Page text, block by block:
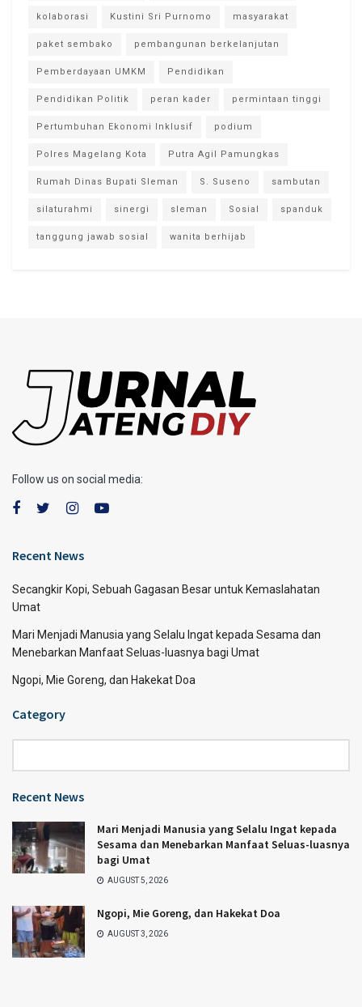
kolaborasi Kustini Sri Purnomo masyarakat
paket sembako pembangunan berkelanjutan
Pemberdayaan UMKM Pendidikan
Pendidikan Politik peran kader permintaan tinggi
Pertumbuhan Ekonomi Inklusif podium
Polres Magelang Kota Putra Agil Pamungkas
Rumah Dinas Bupati Sleman S. Suseno sambutan
silaturahmi sinergi sleman Sosial spanduk
tanggung jawab sosial wanita berhijab
Follow us on social media:
Recent News
Secangkir Kopi, Sebuah Gagasan Besar untuk Kemaslahatan
Umat
Mari Menjadi Manusia yang Selalu Ingat kepada Sesama dan
Menebarkan Manfaat Seluas-luasnya bagi Umat
Ngopi, Mie Goreng, dan Hakekat Doa
Category
Recent News
Mari Menjadi Manusia yang Selalu Ingat kepada
Sesama dan Menebarkan Manfaat Seluas-luasnya
bagi Umat
AUGUST 5, 2026
Ngopi, Mie Goreng, dan Hakekat Doa
AUGUST 3, 2026